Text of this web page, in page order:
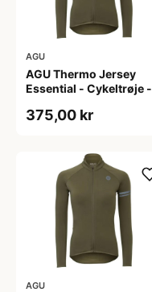
AGU
AGU Thermo Jersey
Essential - Cykeltrøje -
S
375,00 kr
AGU